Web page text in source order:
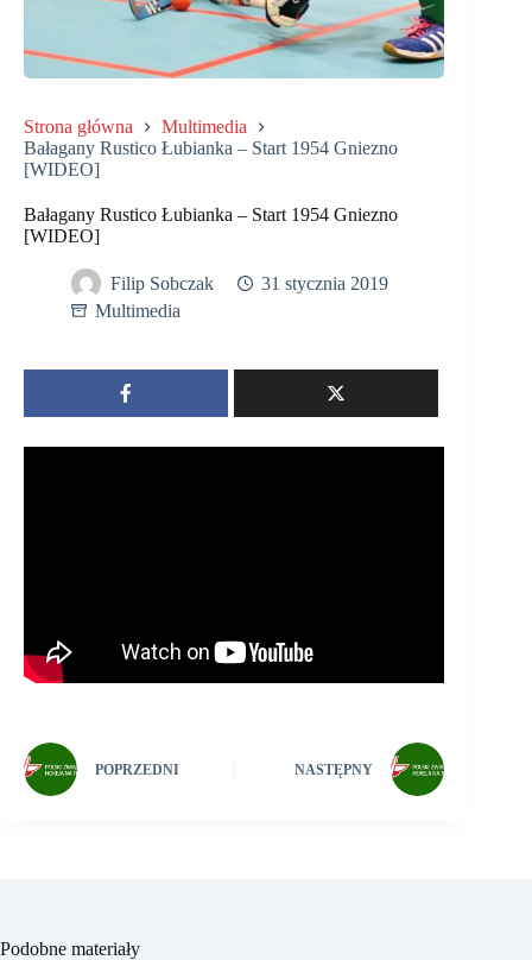
Strona główna
Multimedia
Bałagany Rustico Łubianka – Start 1954 Gniezno
[WIDEO]
Bałagany Rustico Łubianka – Start 1954 Gniezno
[WIDEO]
Filip Sobczak
31 stycznia 2019
Multimedia
POPRZEDNI NASTĘPNY
Podobne materiały